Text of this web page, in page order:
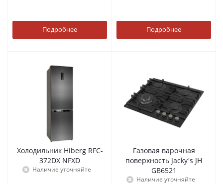
Подробнее Подробнее
Холодильник Hiberg RFC-
372DX NFXD
Наличие уточняйте
Газовая варочная
поверхность Jacky's JH
GB6521
Наличие уточняйте